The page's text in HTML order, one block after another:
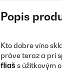
Popis
Kto dobre víno
práve teraz a pri
fliaš s úžitkovým